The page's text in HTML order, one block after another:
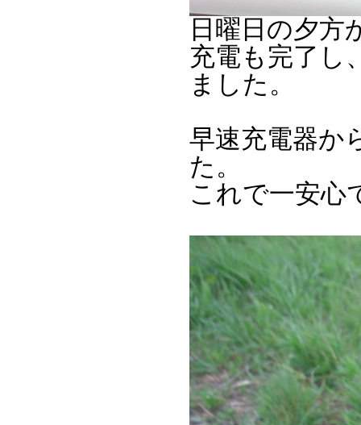
日曜日の夕方
充電も完了し
ました。
早速充電器か
た。
これで一安心